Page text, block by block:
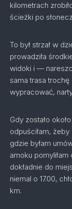
kilometrach
ścieżki po
To był strzał w
prowadziła
widoki i —
sama trasa trochę
wypracować,
Gdy zostało
odpuściłam,
gdzie byłam
amoku
dokładnie do
niemal o 17.00,
km.